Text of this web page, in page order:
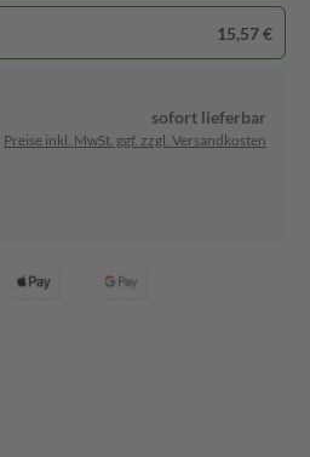
15,57 €
sofort lieferbar
Preise inkl. MwSt. ggf. zzgl. Versandkosten